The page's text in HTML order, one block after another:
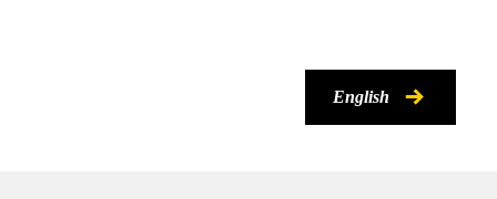
English